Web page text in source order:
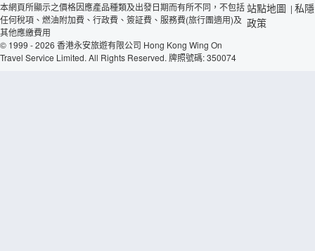
本網頁所顯示之價格因應產品種類及出發日期而有所不同，不包括
任何稅項、燃油附加費、行政費、簽証費、服務費(旅行團適用)及
其他應繳費用
© 1999 - 2026 香港永安旅遊有限公司 Hong Kong Wing On
Travel Service Limited. All Rights Reserved. 牌照號碼: 350074
站點地圖 | 私隱
政策